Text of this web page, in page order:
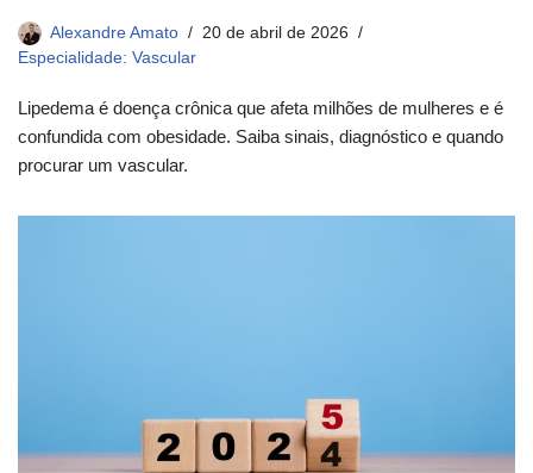
Alexandre Amato
20 de abril de 2026
Especialidade: Vascular
Lipedema é doença crônica que afeta milhões de mulheres e é
confundida com obesidade. Saiba sinais, diagnóstico e quando
procurar um vascular.